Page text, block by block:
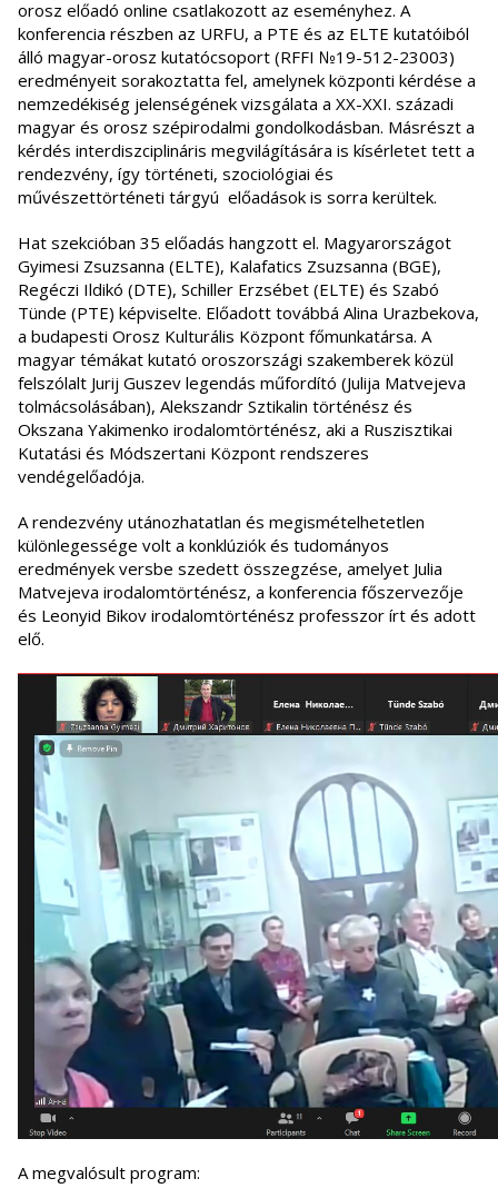
orosz előadó online csatlakozott az eseményhez. A
konferencia részben az URFU, a PTE és az ELTE kutatóiból
álló magyar-orosz kutatócsoport (RFFI №19-512-23003)
eredményeit sorakoztatta fel, amelynek központi kérdése a
nemzedékiség jelenségének vizsgálata a XX-XXI. századi
magyar és orosz szépirodalmi gondolkodásban. Másrészt a
kérdés interdiszciplináris megvilágítására is kísérletet tett a
rendezvény, így történeti, szociológiai és
művészettörténeti tárgyú előadások is sorra kerültek.
Hat szekcióban 35 előadás hangzott el. Magyarországot
Gyimesi Zsuzsanna (ELTE), Kalafatics Zsuzsanna (BGE),
Regéczi Ildikó (DTE), Schiller Erzsébet (ELTE) és Szabó
Tünde (PTE) képviselte. Előadott továbbá Alina Urazbekova,
a budapesti Orosz Kulturális Központ főmunkatársa. A
magyar témákat kutató oroszországi szakemberek közül
felszólalt Jurij Guszev legendás műfordító (Julija Matvejeva
tolmácsolásában), Alekszandr Sztikalin történész és
Okszana Yakimenko irodalomtörténész, aki a Ruszisztikai
Kutatási és Módszertani Központ rendszeres
vendégelőadója.
A rendezvény utánozhatatlan és megismételhetetlen
különlegessége volt a konklúziók és tudományos
eredmények versbe szedett összegzése, amelyet Julia
Matvejeva irodalomtörténész, a konferencia főszervezője
és Leonyid Bikov irodalomtörténész professzor írt és adott
elő.
A megvalósult program: